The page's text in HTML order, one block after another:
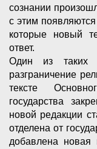
сознании
с этим
которые новый
ответ.
Один из таких
разграничение
тексте
государства
новой редакции
отделена от
добавлена новая